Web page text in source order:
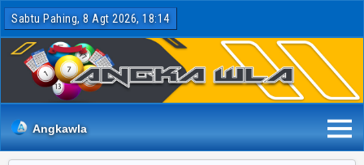
Sabtu Pahing, 8 Agt 2026, 18:14
Angkawla